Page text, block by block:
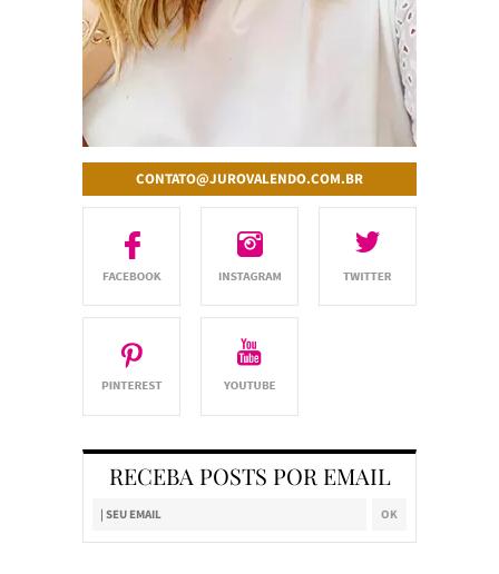
CONTATO@JUROVALENDO.COM.BR
RECEBA POSTS POR EMAIL